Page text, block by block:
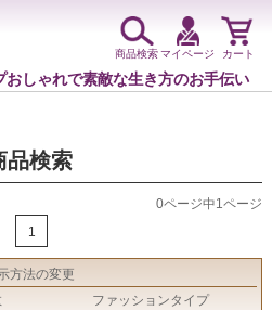
おしゃれで素敵な生き方のお手伝い
商品検索マイページ カート
品検索
0ページ中1ページ
1
方法の変更
ファッションタイプ